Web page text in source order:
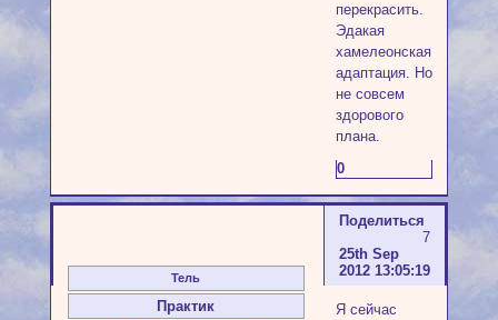
перекрасить.
Эдакая
хамелеонская
адаптация. Но
не совсем
здорового
плана.
0
Поделиться
7
25th Sep
2012 13:05:19
Тель
Практик
Я сейчас